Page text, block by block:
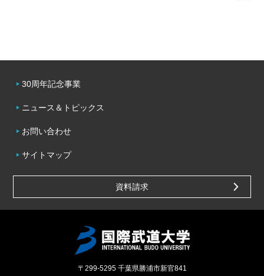
30周年記念事業
ニュース＆トピックス
お問い合わせ
サイトマップ
資料請求
〒299-5295 千葉県勝浦市新官841